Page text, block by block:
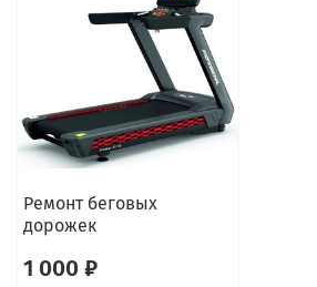
Ремонт беговых
дорожек
1 000 ₽